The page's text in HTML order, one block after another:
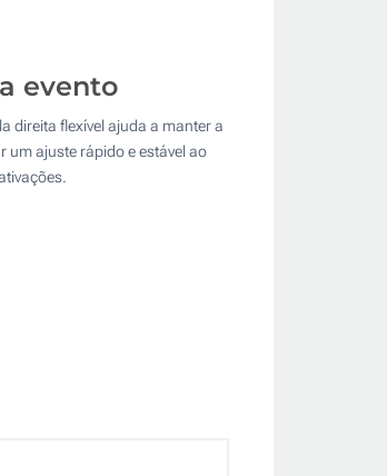
evento
direita flexível ajuda a manter a
um ajuste rápido e estável ao